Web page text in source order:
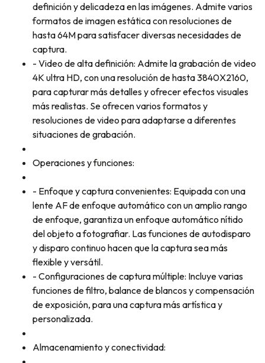
definición y delicadeza en las imágenes. Admite varios
formatos de imagen estática con resoluciones de
hasta 64M para satisfacer diversas necesidades de
captura.
- Video de alta definición: Admite la grabación de video
4K ultra HD, con una resolución de hasta 3840X2160,
para capturar más detalles y ofrecer efectos visuales
más realistas. Se ofrecen varios formatos y
resoluciones de video para adaptarse a diferentes
situaciones de grabación.
Operaciones y funciones:
- Enfoque y captura convenientes: Equipada con una
lente AF de enfoque automático con un amplio rango
de enfoque, garantiza un enfoque automático nítido
del objeto a fotografiar. Las funciones de autodisparo
y disparo continuo hacen que la captura sea más
flexible y versátil.
- Configuraciones de captura múltiple: Incluye varias
funciones de filtro, balance de blancos y compensación
de exposición, para una captura más artística y
personalizada.
Almacenamiento y conectividad: